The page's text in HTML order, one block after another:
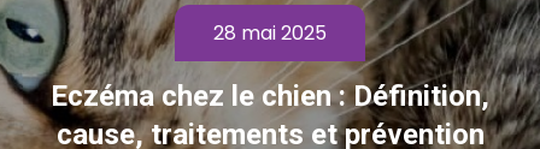
28 mai 2025
Eczéma chez le chien : Définition,
cause, traitements et prévention